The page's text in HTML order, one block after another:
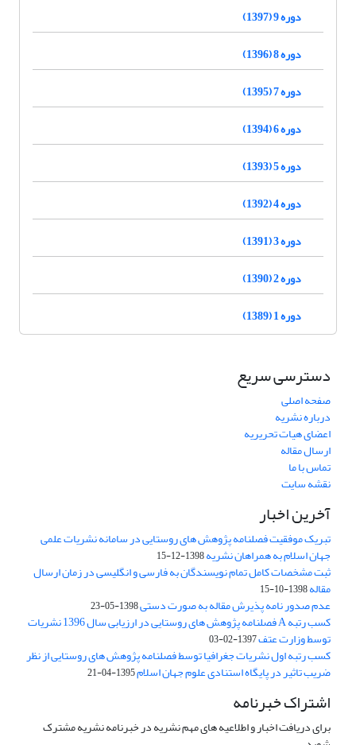
دوره 9 (1397)
دوره 8 (1396)
دوره 7 (1395)
دوره 6 (1394)
دوره 5 (1393)
دوره 4 (1392)
دوره 3 (1391)
دوره 2 (1390)
دوره 1 (1389)
دسترسی سریع
صفحه اصلی
درباره نشریه
اعضای هیات تحریریه
ارسال مقاله
تماس با ما
نقشه سایت
آخرین اخبار
تبریک موفقیت فصلنامه پژوهش های روستایی در سامانه نشریات علمی
جهان اسلام به همراهان نشریه1398-12-15
ثبت مشخصات کامل تمام نویسندگان به فارسی و انگلیسی در زمان ارسال
مقاله1398-10-15
عدم صدور نامه پذیرش مقاله به صورت دستی1398-05-23
کسب رتبه A فصلنامه پژوهش های روستایی در ارزیابی سال 1396 نشریات
توسط وزارت عتف1397-02-03
کسب رتبه اول نشریات جغرافیا توسط فصلنامه پژوهش های روستایی از نظر
ضریب تاثیر در پایگاه استنادی علوم جهان اسلام1395-04-21
اشتراک خبرنامه
برای دریافت اخبار و اطلاعیه های مهم نشریه در خبرنامه نشریه مشترک